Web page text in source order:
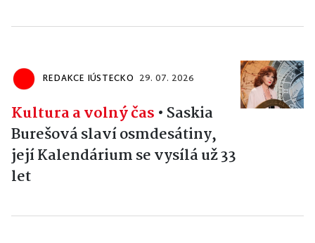
REDAKCE IÚSTECKO 29. 07. 2026
Kultura a volný čas • Saskia
Burešová slaví osmdesátiny,
její Kalendárium se vysílá už 33
let